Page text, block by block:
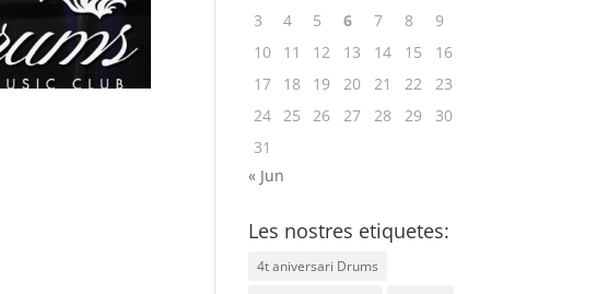
3
4 5 6 7 8
9
10
11 12 13 14 15
16
17
18 19 20 21 22
23
24 25 26 27 28 29
30
31
« Jun
Les nostres etiquetes:
4t aniversari Drums